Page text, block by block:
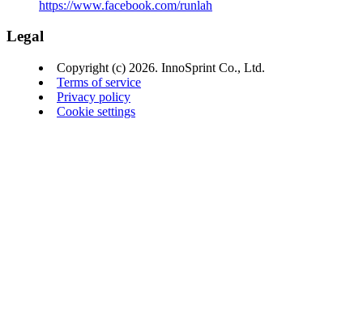
https://www.facebook.com/runlah
Legal
Copyright (c) 2026. InnoSprint Co., Ltd.
Terms of service
Privacy policy
Cookie settings